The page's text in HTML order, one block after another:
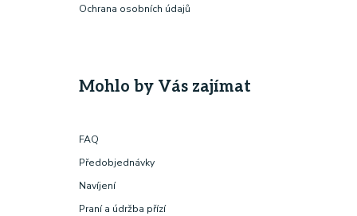
Ochrana osobních údajů
Mohlo by Vás zajímat
FAQ
Předobjednávky
Navíjení
Praní a údržba přízí